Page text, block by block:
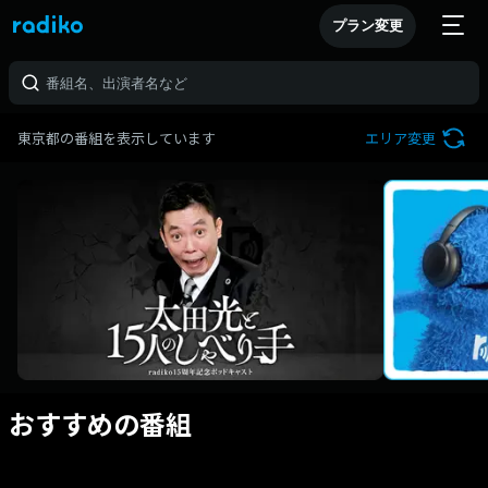
プラン変更
東京都の番組を表示しています エリア変更
おすすめの番組